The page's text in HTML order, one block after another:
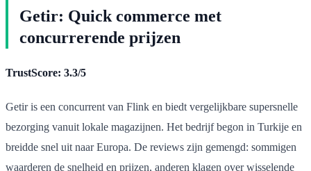
Getir: Quick commerce met
concurrerende prijzen
TrustScore: 3.3/5
Getir is een concurrent van Flink en biedt vergelijkbare supersnelle
bezorging vanuit lokale magazijnen. Het bedrijf begon in Turkije en
breidde snel uit naar Europa. De reviews zijn gemengd: sommigen
waarderen de snelheid en prijzen, anderen klagen over wisselende